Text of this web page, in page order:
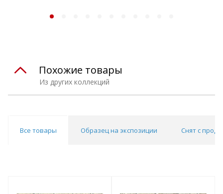
Из других коллекций
Похожие товары
Все товары Образец на экспозиции Снят с